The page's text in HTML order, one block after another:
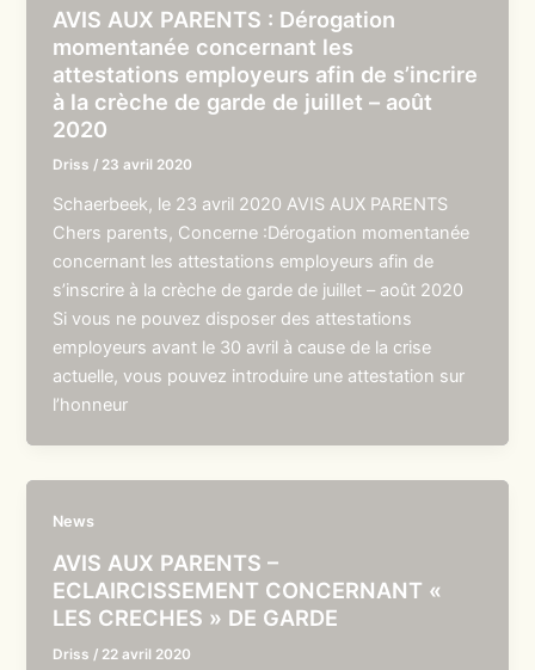
AVIS AUX PARENTS : Dérogation
momentanée concernant les
attestations employeurs afin de s’incrire
à la crèche de garde de juillet – août
2020
Driss / 23 avril 2020
Schaerbeek, le 23 avril 2020 AVIS AUX PARENTS
Chers parents, Concerne :Dérogation momentanée
concernant les attestations employeurs afin de
s’inscrire à la crèche de garde de juillet – août 2020
Si vous ne pouvez disposer des attestations
employeurs avant le 30 avril à cause de la crise
actuelle, vous pouvez introduire une attestation sur
l’honneur
News
AVIS AUX PARENTS –
ECLAIRCISSEMENT CONCERNANT «
LES CRECHES » DE GARDE
Driss / 22 avril 2020